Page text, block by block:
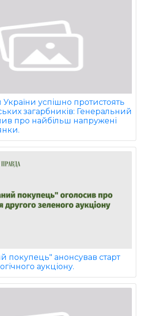
успішно протистоять
загарбників: Генеральний
про найбільш напружені
покупець" анонсував старт
аукціону.